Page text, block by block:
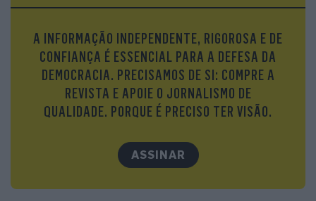
feito ao longo dos tempos, fala-nos das polémicas
em torno das leis do trabalho, da situação do
Serviço Nacional de Saúde, dos necessários
investimentos em Defesa num mundo de grande
instabilidade e dos desafios eleitorais que o Partido
Socialista tem pela frente.
A INFORMAÇÃO INDEPENDENTE, RIGOROSA E DE
CONFIANÇA É ESSENCIAL PARA A DEFESA DA
DEMOCRACIA. PRECISAMOS DE SI: COMPRE A
REVISTA E APOIE O JORNALISMO DE
QUALIDADE. PORQUE É PRECISO TER VISÃO.
ASSINAR